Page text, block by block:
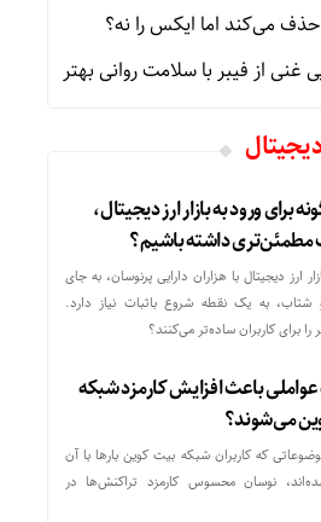
حذف می‌کند اما ایکس را نه؟
غنی از فیبر با سلامت روانی بهتر
برای ورود به بازار ارز دیجیتال،
مطمئن‌تری داشته باشیم؟
ارز دیجیتال با هزاران دارایی پرنوسان، به جای
به یک نقطه شروع باثبات نیاز دارد.
برای کاربران ساده‌تر می‌کنند؟
باعث افزایش کارمزد شبکه
می‌شوند؟
که کاربران شبکه بیت کوین بارها با آن
نوسان محسوس کارمزد تراکنش‌ها در